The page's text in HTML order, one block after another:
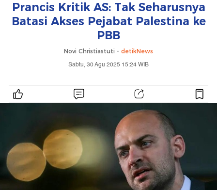
Prancis Kritik AS: Tak Seharusnya
Batasi Akses Pejabat Palestina ke
PBB
Novi Christiastuti - detikNews
Sabtu, 30 Agu 2025 15:24 WIB